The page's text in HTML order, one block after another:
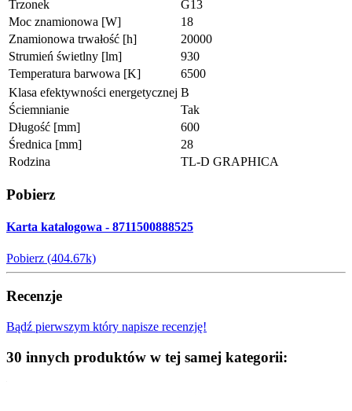
Trzonek
G13
Moc znamionowa [W]
18
Znamionowa trwałość [h]
20000
Strumień świetlny [lm]
930
Temperatura barwowa [K]
6500
Klasa efektywności energetycznej B
Ściemnianie
Tak
Długość [mm]
600
Średnica [mm]
28
Rodzina
TL-D GRAPHICA
Pobierz
Karta katalogowa - 8711500888525
Pobierz (404.67k)
Recenzje
Bądź pierwszym który napisze recenzję!
30 innych produktów w tej samej kategorii: